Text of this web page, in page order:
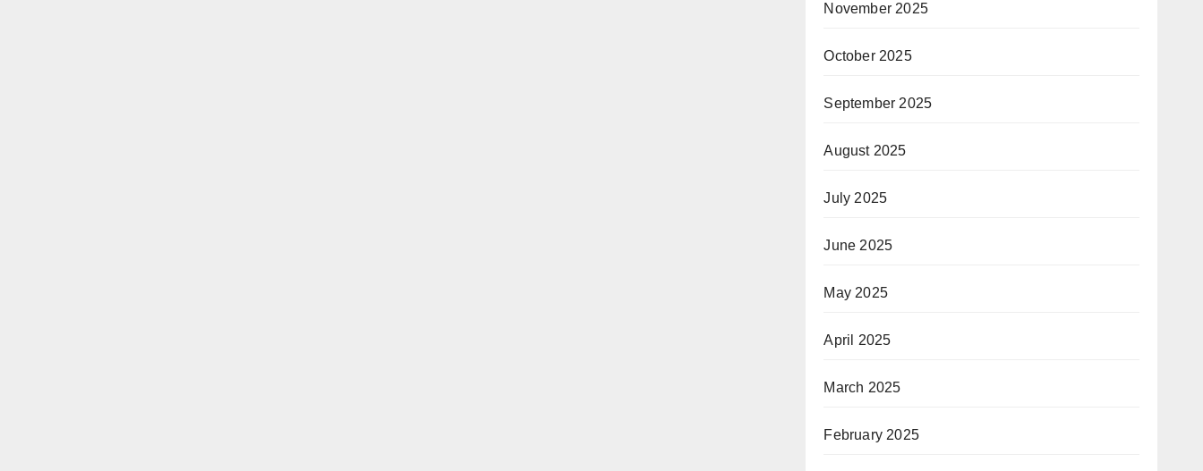
November 2025
October 2025
September 2025
August 2025
July 2025
June 2025
May 2025
April 2025
March 2025
February 2025